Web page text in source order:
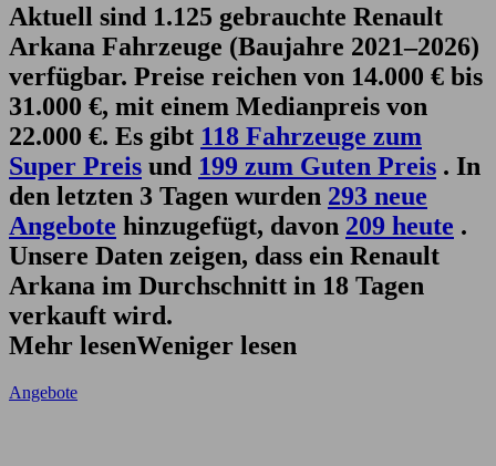
Aktuell sind 1.125 gebrauchte Renault
Arkana Fahrzeuge (Baujahre 2021–2026)
verfügbar. Preise reichen von 14.000 € bis
31.000 €, mit einem Medianpreis von
22.000 €. Es gibt 118 Fahrzeuge zum
Super Preis und 199 zum Guten Preis . In
den letzten 3 Tagen wurden 293 neue
Angebote hinzugefügt, davon 209 heute .
Unsere Daten zeigen, dass ein Renault
Arkana im Durchschnitt in 18 Tagen
verkauft wird.
Mehr lesenWeniger lesen
Angebote